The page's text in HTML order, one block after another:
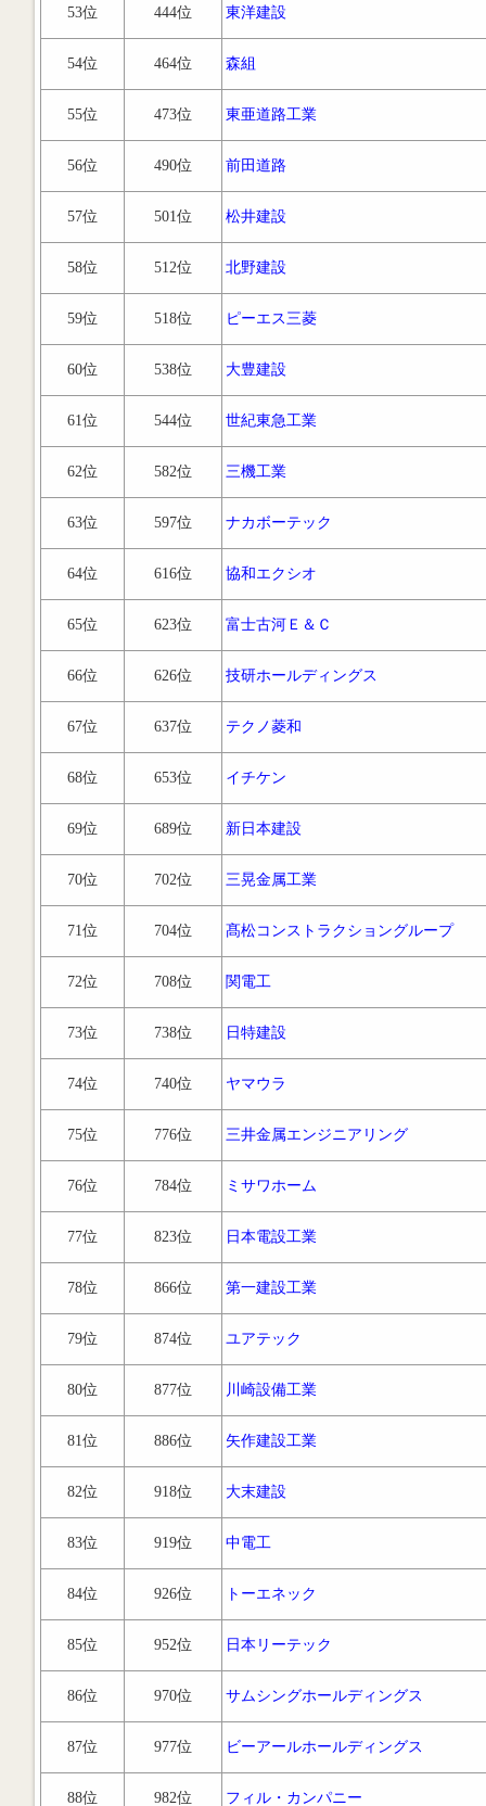
53位 444位 東洋建設
54位 464位 森組
55位 473位 東亜道路工業
56位 490位 前田道路
57位 501位 松井建設
58位 512位 北野建設
59位 518位 ピーエス三菱
60位 538位 大豊建設
61位 544位 世紀東急工業
62位 582位 三機工業
63位 597位 ナカボーテック
64位 616位 協和エクシオ
65位 623位 富士古河Ｅ＆Ｃ
66位 626位 技研ホールディングス
67位 637位 テクノ菱和
68位 653位 イチケン
69位 689位 新日本建設
70位 702位 三晃金属工業
71位 704位 髙松コンストラクショングループ
72位 708位 関電工
73位 738位 日特建設
74位 740位 ヤマウラ
75位 776位 三井金属エンジニアリング
76位 784位 ミサワホーム
77位 823位 日本電設工業
78位 866位 第一建設工業
79位 874位 ユアテック
80位 877位 川崎設備工業
81位 886位 矢作建設工業
82位 918位 大末建設
83位 919位 中電工
84位 926位 トーエネック
85位 952位 日本リーテック
86位 970位 サムシングホールディングス
87位 977位 ビーアールホールディングス
88位 982位 フィル・カンパニー